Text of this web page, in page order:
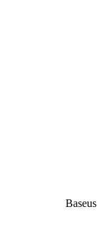
Baseus